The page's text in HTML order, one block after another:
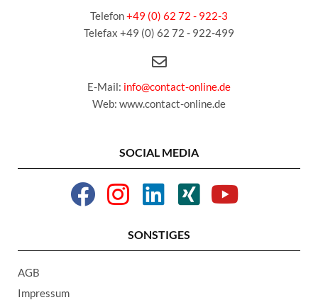
Telefon+49 (0) 62 72 - 922-3
Telefax +49 (0) 62 72 - 922-499
E-Mail: info@contact-online.de
Web: www.contact-online.de
SOCIAL MEDIA
SONSTIGES
AGB
Impressum